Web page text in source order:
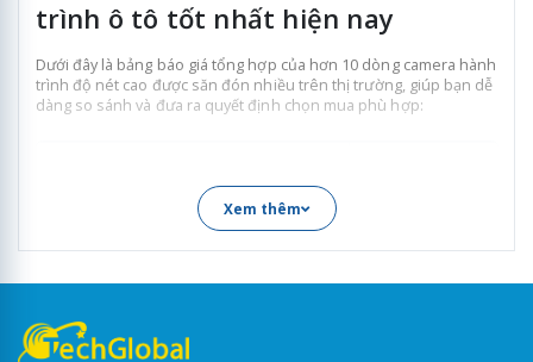
trình ô tô tốt nhất hiện nay
Dưới đây là bảng báo giá tổng hợp của hơn 10 dòng camera hành
trình độ nét cao được săn đón nhiều trên thị trường, giúp bạn dễ
dàng so sánh và đưa ra quyết định chọn mua phù hợp:
70mai M310 Plus 3K 1.790.000đ
Vietmap TS-C9P 1.990.000đ
70mai A500S
Xem thêm